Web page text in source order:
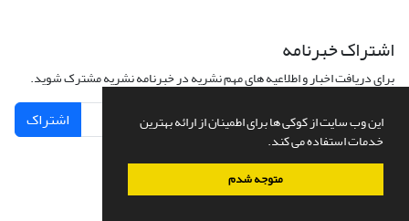
این وب سایت از کوکی ها برای اطمینان از ارائه بهترین
خدمات استفاده می کند.
متوجه شدم
اشتراک خبرنامه
برای دریافت اخبار و اطلاعیه های مهم نشریه در خبرنامه نشریه مشترک شوید.
اشتراک
سامانه مدیریت نشریات علمی.طراحی و پیاده سازی ازسیناوب